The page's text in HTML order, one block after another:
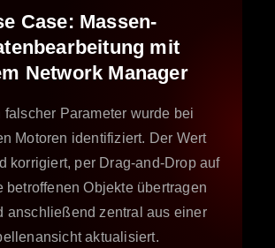
Case: Massen-
mit
Network Manager
falscher Parameter wurde bei
Motoren identifiziert. Der Wert
korrigiert, per Drag-and-Drop auf
betroffenen Objekte übertragen
anschließend zentral aus einer
aktualisiert.